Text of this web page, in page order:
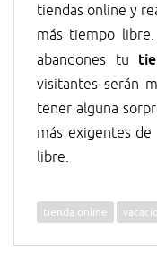
tiendas online y
más tiempo
abandones tu
visitantes serán
tener alguna
más exigentes
libre.
tienda online